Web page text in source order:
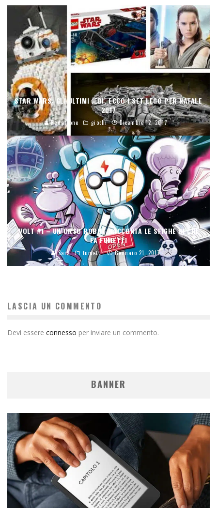
STAR WARS: GLI ULTIMI JEDI, ECCO I SET LEGO PER NATALE
2017
Redazione giochi Dicembre 12, 2017
VOLT #1 – UN ORSO ROBOT RACCONTA LE SFIGHE DI CHI
FA FUMETTI
Sara fumetti Gennaio 21, 2017
LASCIA UN COMMENTO
Devi essere connesso per inviare un commento.
BANNER